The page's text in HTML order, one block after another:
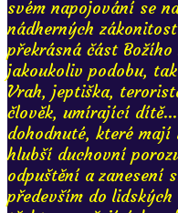
svém napojování se
nádherných
překrásná část
jakoukoliv podobu,
Vrah, jeptiška,
člověk, umírající
dohodnuté, které
hlubší duchovní
odpuštění a zanesení
především do